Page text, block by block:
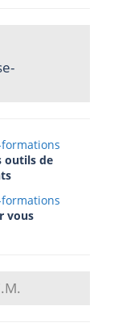
outils de
vous